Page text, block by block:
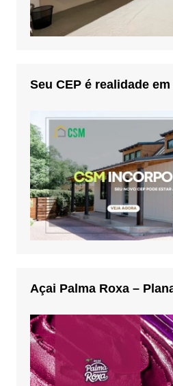
Seu CEP é realidade
Açai Palma Roxa –